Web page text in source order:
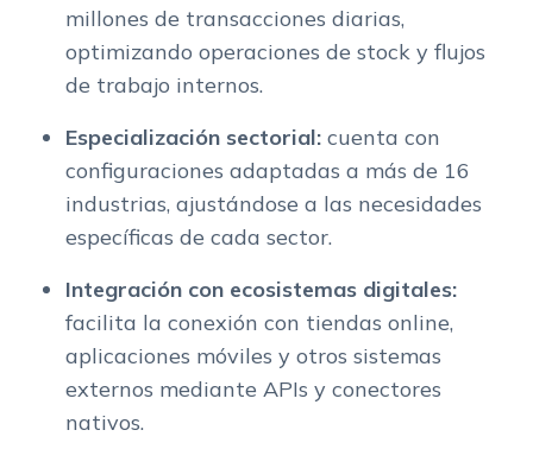
millones de transacciones diarias,
optimizando operaciones de stock y flujos
de trabajo internos.
Especialización sectorial: cuenta con
configuraciones adaptadas a más de 16
industrias, ajustándose a las necesidades
específicas de cada sector.
Integración con ecosistemas digitales:
facilita la conexión con tiendas online,
aplicaciones móviles y otros sistemas
externos mediante APIs y conectores
nativos.